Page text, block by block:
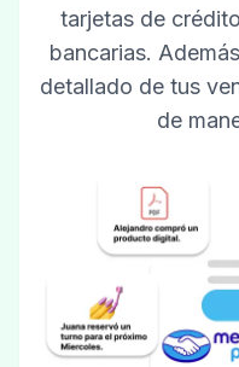
tarjetas de
bancarias.
detallado de tus
de